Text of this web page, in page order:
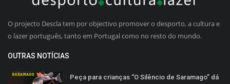
O projecto Descla tem por objectivo promover o desporto, a cultura e
o lazer português, tanto em Portugal como no resto do mundo.
OUTRAS NOTÍCIAS
Peça para crianças “O Silêncio de Saramago” dá